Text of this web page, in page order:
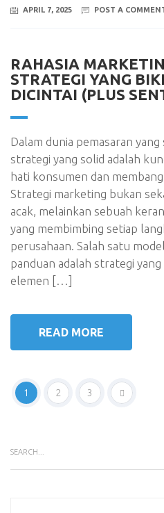
APRIL 7, 2025
POST A
RAHASIA
STRATEGI YANG
DICINTAI (PLUS
Dalam dunia pemasaran
strategi yang solid adalah
hati konsumen dan
Strategi marketing bukan
acak, melainkan sebuah
yang membimbing setiap
perusahaan. Salah satu
panduan adalah strategi
elemen […]
READ MORE
1 2 3